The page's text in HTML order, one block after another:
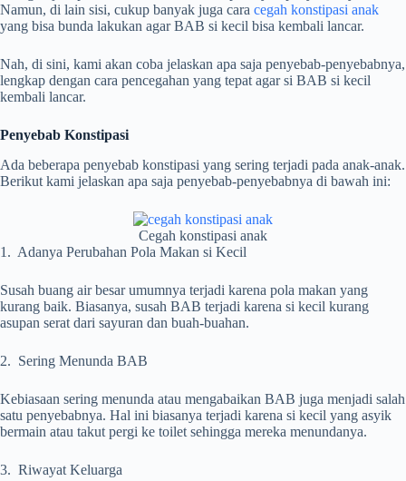
Namun, di lain sisi, cukup banyak juga cara cegah konstipasi anak
yang bisa bunda lakukan agar BAB si kecil bisa kembali lancar.
Nah, di sini, kami akan coba jelaskan apa saja penyebab-penyebabnya,
lengkap dengan cara pencegahan yang tepat agar si BAB si kecil
kembali lancar.
Penyebab Konstipasi
Ada beberapa penyebab konstipasi yang sering terjadi pada anak-anak.
Berikut kami jelaskan apa saja penyebab-penyebabnya di bawah ini:
Cegah konstipasi anak
1. Adanya Perubahan Pola Makan si Kecil
Susah buang air besar umumnya terjadi karena pola makan yang
kurang baik. Biasanya, susah BAB terjadi karena si kecil kurang
asupan serat dari sayuran dan buah-buahan.
2. Sering Menunda BAB
Kebiasaan sering menunda atau mengabaikan BAB juga menjadi salah
satu penyebabnya. Hal ini biasanya terjadi karena si kecil yang asyik
bermain atau takut pergi ke toilet sehingga mereka menundanya.
3. Riwayat Keluarga